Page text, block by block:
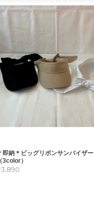
即納＊ビッグリボンサンバイザー
（3color）
¥3,890